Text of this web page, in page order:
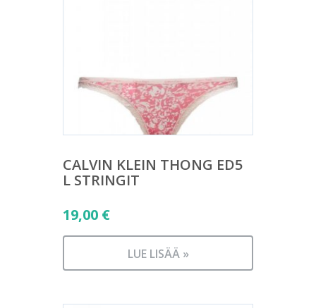
CALVIN KLEIN THONG ED5
L STRINGIT
19,00 €
LUE LISÄÄ »